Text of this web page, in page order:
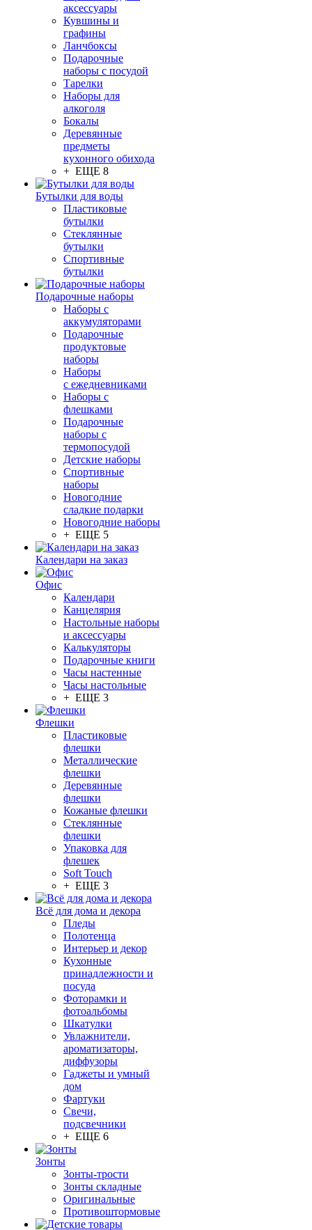
аксессуары
Кувшины и
графины
Ланчбоксы
Подарочные
наборы с посудой
Тарелки
Наборы для
алкоголя
Бокалы
Деревянные
предметы
кухонного обихода
+ ЕЩЕ 8
Бутылки для воды
Пластиковые
бутылки
Стеклянные
бутылки
Спортивные
бутылки
Подарочные наборы
Наборы с
аккумуляторами
Подарочные
продуктовые
наборы
Наборы
с ежедневниками
Наборы с
флешками
Подарочные
наборы с
термопосудой
Детские наборы
Спортивные
наборы
Новогодние
сладкие подарки
Новогодние наборы
+ ЕЩЕ 5
Календари на заказ
Офис
Календари
Канцелярия
Настольные наборы
и аксессуары
Калькуляторы
Подарочные книги
Часы настенные
Часы настольные
+ ЕЩЕ 3
Флешки
Пластиковые
флешки
Металлические
флешки
Деревянные
флешки
Кожаные флешки
Стеклянные
флешки
Упаковка для
флешек
Soft Touch
+ ЕЩЕ 3
Всё для дома и декора
Пледы
Полотенца
Интерьер и декор
Кухонные
принадлежности и
посуда
Фоторамки и
фотоальбомы
Шкатулки
Увлажнители,
ароматизаторы,
диффузоры
Гаджеты и умный
дом
Фартуки
Свечи,
подсвечники
+ ЕЩЕ 6
Зонты
Зонты-трости
Зонты складные
Оригинальные
Противоштормовые